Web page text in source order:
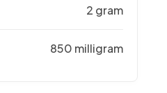
2 gram
850 milligram